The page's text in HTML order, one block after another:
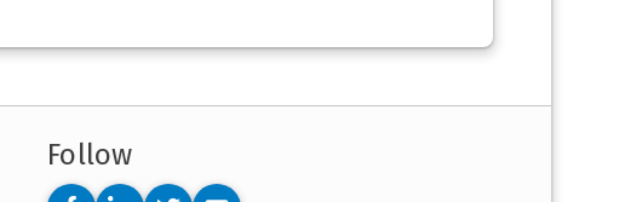
Follow